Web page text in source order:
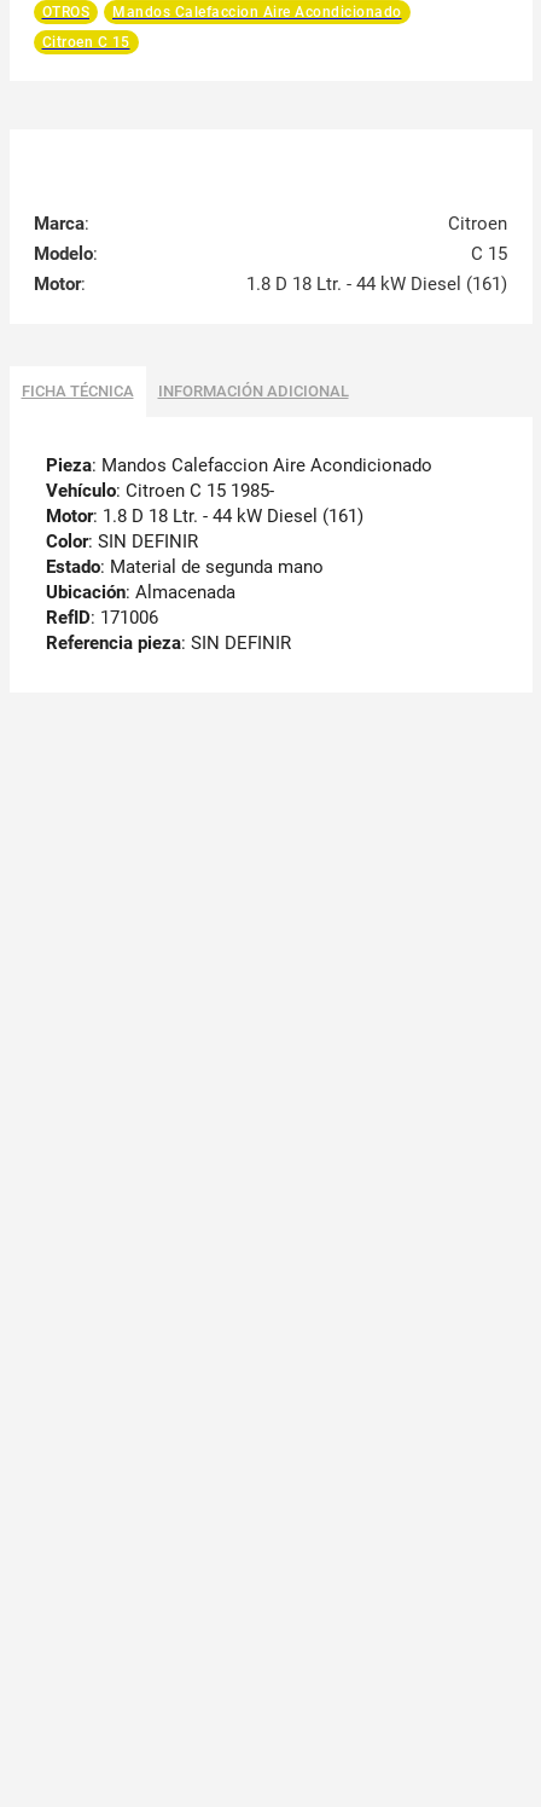
OTROS
Mandos Calefaccion Aire Acondicionado
Citroen C 15
Marca:
Citroen
Modelo:
C 15
Motor: 1.8 D 18 Ltr. - 44 kW Diesel (161)
FICHA TÉCNICA INFORMACIÓN ADICIONAL
Pieza: Mandos Calefaccion Aire Acondicionado
Vehículo: Citroen C 15 1985-
Motor: 1.8 D 18 Ltr. - 44 kW Diesel (161)
Color: SIN DEFINIR
Estado: Material de segunda mano
Ubicación: Almacenada
RefID: 171006
Referencia pieza: SIN DEFINIR